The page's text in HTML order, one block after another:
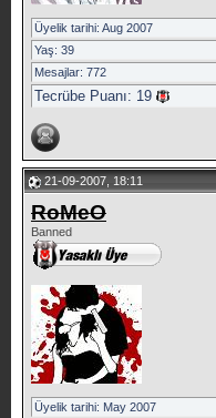
Üyelik tarihi: Aug 2007
Yaş: 39
Mesajlar: 772
Tecrübe Puanı: 19
21-09-2007, 18:11
RoMeO
Banned
Üyelik tarihi: May 2007